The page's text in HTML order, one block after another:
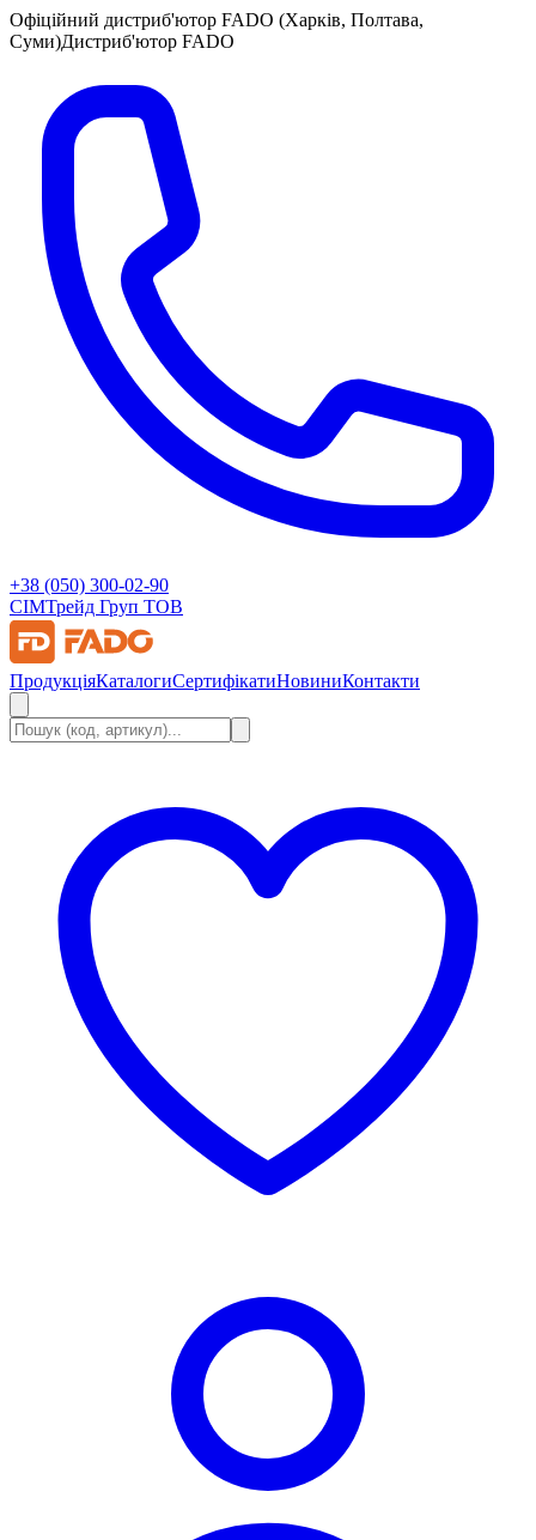
Офіційний дистриб'ютор FADO (Харків, Полтава,
Суми)Дистриб'ютор FADO
+38 (050) 300-02-90
СІМТрейд Груп ТОВ
ПродукціяКаталогиСертифікатиНовиниКонтакти